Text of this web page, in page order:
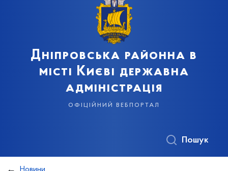
Дніпровська районна в
місті Києві державна
адміністрація
офіційний вебпортал
Пошук